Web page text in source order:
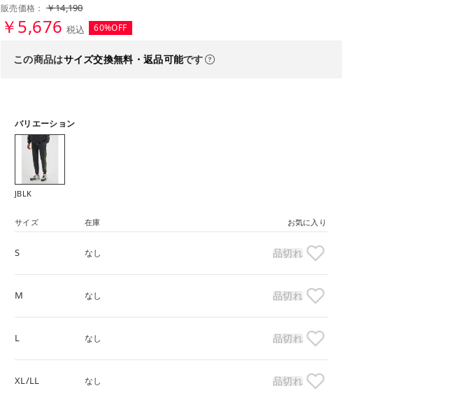
販売価格：￥14,190
￥5,676 税込 60%OFF
この商品はサイズ交換無料・返品可能です
バリエーション
JBLK
サイズ 在庫 お気に入り
S なし 品切れ
M なし 品切れ
L なし 品切れ
XL/LL なし 品切れ